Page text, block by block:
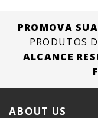
PROMOVA
PRODUTOS
ALCANCE
ABOUT US